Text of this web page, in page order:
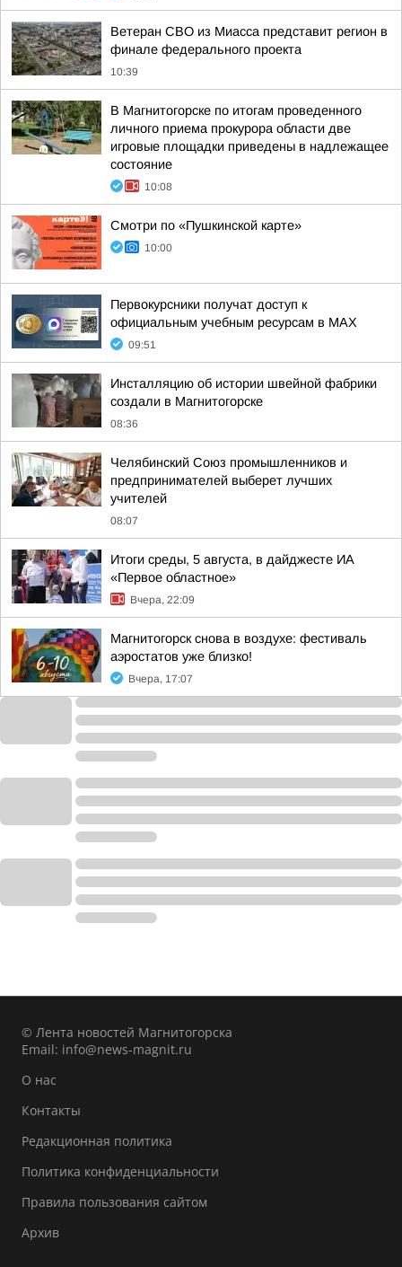
Ветеран СВО из Миасса представит регион в
финале федерального проекта
10:39
В Магнитогорске по итогам проведенного
личного приема прокурора области две
игровые площадки приведены в надлежащее
состояние
10:08
Смотри по «Пушкинской карте»
10:00
Первокурсники получат доступ к
официальным учебным ресурсам в MAX
09:51
Инсталляцию об истории швейной фабрики
создали в Магнитогорске
08:36
Челябинский Союз промышленников и
предпринимателей выберет лучших
учителей
08:07
Итоги среды, 5 августа, в дайджесте ИА
«Первое областное»
Вчера, 22:09
Магнитогорск снова в воздухе: фестиваль
аэростатов уже близко!
Вчера, 17:07
© Лента новостей Магнитогорска
Email: info@news-magnit.ru
О нас
Контакты
Редакционная политика
Политика конфиденциальности
Правила пользования сайтом
Архив